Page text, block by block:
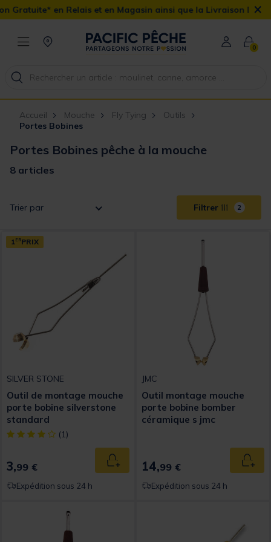
en Relais et en Magasin ainsi que la Livraison Domicile
×
0
Accueil Mouche Fly Tying
Outils
Portes Bobines
Portes Bobines pêche à la mouche
8 articles
Trier par Filtrer 2
1ERPRIX
SILVER STONE
Outil de montage mouche
porte bobine silverstone
standard
[object Object] out of 5 Customer Rating
(1)
3,99 € Ajouter au panier
Expédition sous 24 h
JMC
Outil montage mouche
porte bobine bomber
céramique s jmc
14,99 €
Expédition sous 24 h